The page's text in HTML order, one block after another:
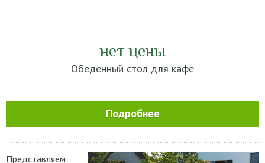
нет цены
Обеденный стол для кафе
Подробнее
Представляем